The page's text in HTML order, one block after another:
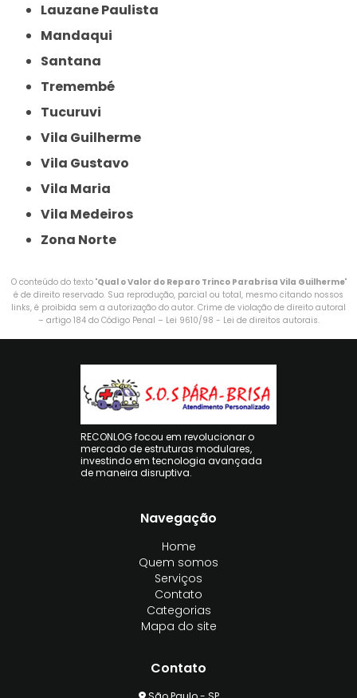
Lauzane Paulista
Mandaqui
Santana
Tremembé
Tucuruvi
Vila Guilherme
Vila Gustavo
Vila Maria
Vila Medeiros
Zona Norte
O conteúdo do texto "Qual o Valor do Reparo Trinco Parabrisa Vila Guilherme"
é de direito reservado. Sua reprodução, parcial ou total, mesmo citando nossos
links, é proibida sem a autorização do autor. Crime de violação de direito autoral
– artigo 184 do Código Penal – Lei 9610/98 - Lei de direitos autorais.
RECONLOG focou em revolucionar o
mercado de estruturas modulares,
investindo em tecnologia avançada
de maneira disruptiva.
Navegação
Home
Quem somos
Serviços
Contato
Categorias
Mapa do site
Contato